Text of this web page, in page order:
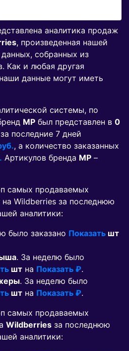
аналитика продаж
, произведенная нашей
собранных из
Как и любая другая
данные могут иметь
системы, по
MP был представлен в 0
последние 7 дней
, а количество заказанных
Артикулов бренда MP –
самых продаваемых
на Wildberries за последнюю
аналитики:
было заказано Показать шт
. За неделю было
шт на Показать ₽.
. За неделю было
шт на Показать ₽.
самых продаваемых
Wildberries за последнюю
аналитики: